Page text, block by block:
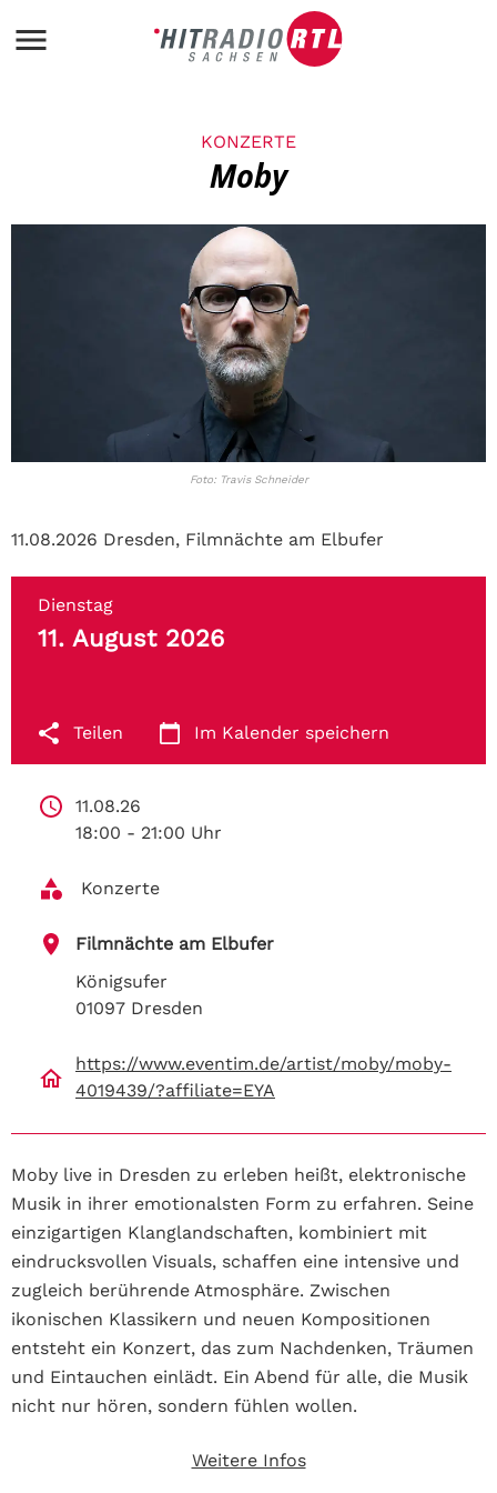
KONZERTE
Moby
Foto: Travis Schneider
11.08.2026 Dresden, Filmnächte am Elbufer
Dienstag
11. August 2026
Teilen Im Kalender speichern
11.08.26
18:00 - 21:00 Uhr
Konzerte
Filmnächte am Elbufer
Königsufer
01097 Dresden
https://www.eventim.de/artist/moby/moby-
4019439/?affiliate=EYA
Moby live in Dresden zu erleben heißt, elektronische
Musik in ihrer emotionalsten Form zu erfahren. Seine
einzigartigen Klanglandschaften, kombiniert mit
eindrucksvollen Visuals, schaffen eine intensive und
zugleich berührende Atmosphäre. Zwischen
ikonischen Klassikern und neuen Kompositionen
entsteht ein Konzert, das zum Nachdenken, Träumen
und Eintauchen einlädt. Ein Abend für alle, die Musik
nicht nur hören, sondern fühlen wollen.
Weitere Infos